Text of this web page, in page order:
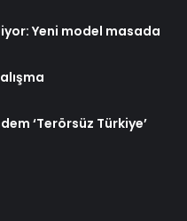
Yeni model masada
‘Terörsüz Türkiye’